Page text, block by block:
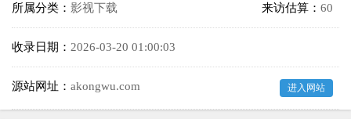
所属分类： 影视下载 来访估算： 60
收录日期： 2026-03-20 01:00:03
源站网址： akongwu.com 进入网站